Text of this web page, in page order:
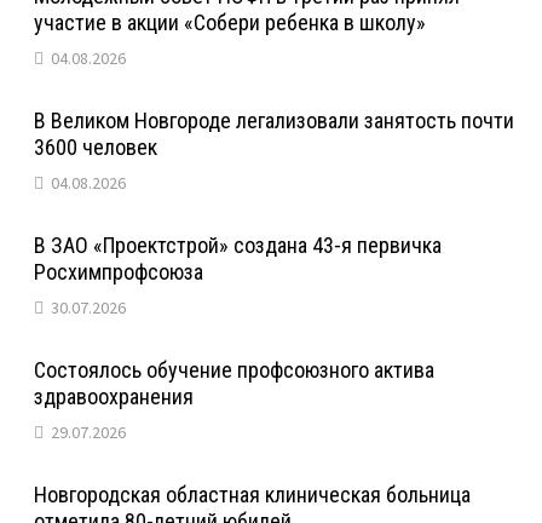
участие в акции «Собери ребенка в школу»
04.08.2026
В Великом Новгороде легализовали занятость почти
3600 человек
04.08.2026
В ЗАО «Проектстрой» создана 43-я первичка
Росхимпрофсоюза
30.07.2026
Состоялось обучение профсоюзного актива
здравоохранения
29.07.2026
Новгородская областная клиническая больница